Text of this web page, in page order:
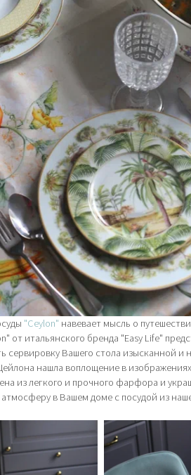
"Ceylon" навевает мысль о
от итальянского бренда "Easy Life"
сервировку Вашего стола изысканной и
нашла воплощение в
из легкого и прочного фарфора и
в Вашем доме с посудой из